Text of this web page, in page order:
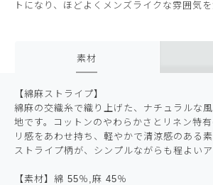
トになり、ほどよくメンズライクな雰囲気を
素材
【綿麻ストライプ】
綿麻の交織糸で織り上げた、ナチュラルな
地です。コットンのやわらかさとリネン特
リ感をあわせ持ち、軽やかで清涼感のある
ストライプ柄が、シンプルながらも程よいア
【素材】綿 55％,麻 45％